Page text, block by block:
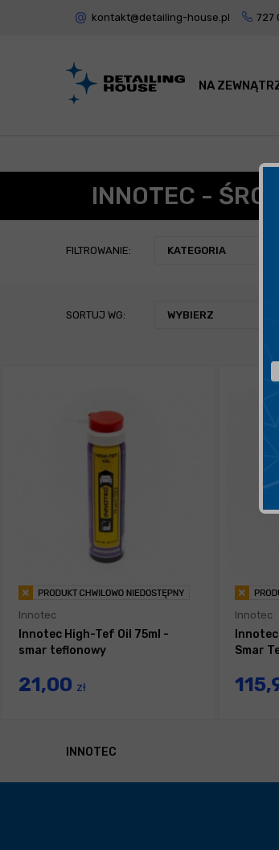
kontakt@detailing-house.pl 727
NA
INNOTEC -
FILTROWANIE: KATEGORIA
SORTUJ WG: WYBIERZ
Innotec
Innotec High-Tef Oil 75ml -
smar teflonowy
21,00 zł
Innotec
Smar
INNOTEC